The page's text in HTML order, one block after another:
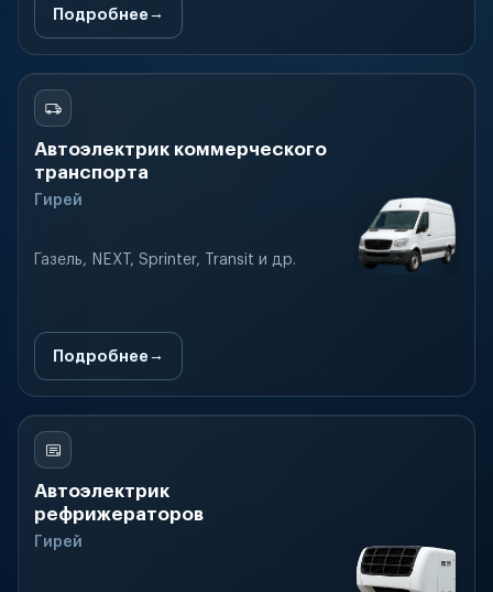
Подробнее
Автоэлектрик коммерческого
транспорта
Гирей
Газель, NEXT, Sprinter, Transit и др.
Подробнее
Автоэлектрик
рефрижераторов
Гирей